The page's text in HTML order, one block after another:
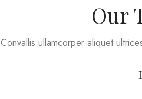
Our
Convallis ullamcorper aliquet